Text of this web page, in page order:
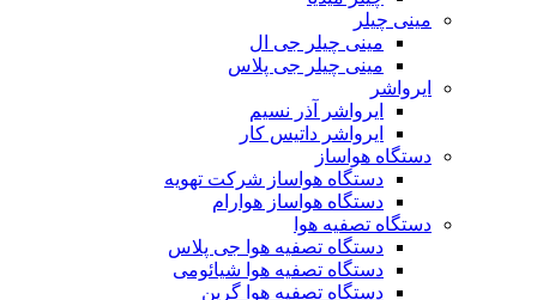
مینی چیلر
مینی چیلر جی ال
مینی چیلر جی پلاس
ایرواشر
ایرواشر آذر نسیم
ایرواشر داتیس کار
دستگاه هواساز
دستگاه هواساز شرکت تهویه
دستگاه هواساز هوارام
دستگاه تصفیه هوا
دستگاه تصفیه هوا جی پلاس
دستگاه تصفیه هوا شیائومی
دستگاه تصفیه هوا گرین